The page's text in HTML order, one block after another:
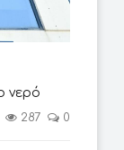
νερό
287 0